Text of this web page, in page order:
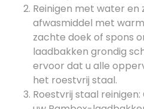
Reinigen met water en
afwasmiddel met
zachte doek of spons
laadbakken grondig
ervoor dat u alle
het roestvrij staal.
Roestvrij staal